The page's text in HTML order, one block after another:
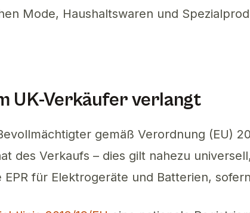
Mode, Haushaltswaren und
UK-Verkäufer verlangt
gemäß Verordnung (EU)
des Verkaufs – dies gilt nahezu
für Elektrogeräte und Batterien,